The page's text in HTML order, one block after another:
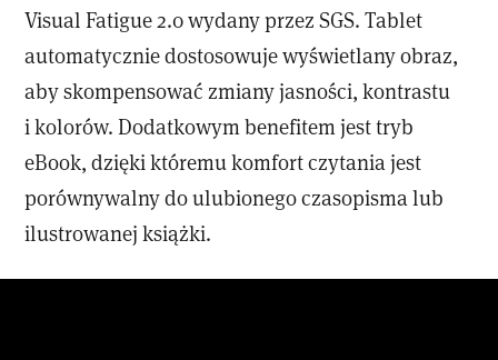
Visual Fatigue 2.0 wydany przez SGS. Tablet
automatycznie dostosowuje wyświetlany obraz,
aby skompensować zmiany jasności, kontrastu
i kolorów. Dodatkowym benefitem jest tryb
eBook, dzięki któremu komfort czytania jest
porównywalny do ulubionego czasopisma lub
ilustrowanej książki.